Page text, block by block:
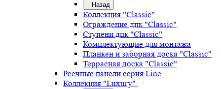
Назад
Коллекция "Classic"
Ограждение дпк "Classic"
Ступени дпк "Classic"
Комплектующие для монтажа
Планкен и заборная доска "Classic"
Террасная доска "Classic"
Реечные панели серия Line
Коллекция "Luxury"